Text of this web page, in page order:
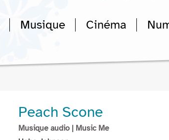
Musique Cinéma
Peach Scone
Musique audio | Music Me